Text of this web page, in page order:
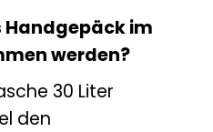
Handgepäck im
werden?
30 Liter
den